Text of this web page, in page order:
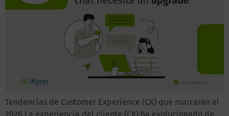
Tendencias de Customer Experience (CX) que marcarán el